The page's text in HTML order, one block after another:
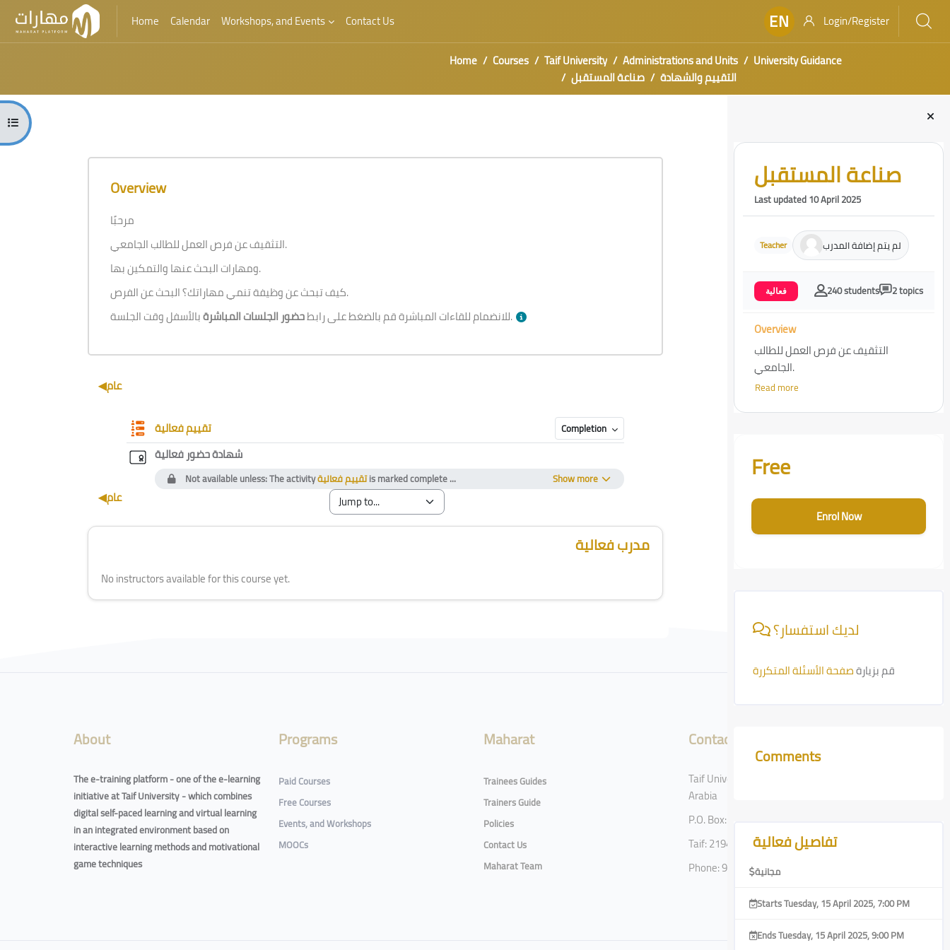
Home Calendar Workshops, and Events Contact Us EN
Login/Register
Home
Courses Taif University Administrations and Units
University Guidance
صناعة المستقبل
التقييم والشهادة
Blocks
Skip [Cocoon] Course Intro
صناعة المستقبل
Last updated 10 April 2025
Teacher لم يتم إضافة المدرب
فعالية 240 students 2 topics
Overview
التثقيف عن فرص العمل للطالب
الجامعي.
كيف تبحث عن وظيفة تنمي مهاراتك؟
Read more
Free
Enrol Now
لديك استفسار؟
قم بزيارةصفحة الأسئلة المتكررة
Skip Comments
Comments
تفاصيل فعالية
مجانية
Starts Tuesday, 15 April 2025, 7:00 PM
Ends Tuesday, 15 April 2025, 9:00 PM
Open course index
Blocks
Skip [Cocoon] Course Overview
Overview
مرحبًا
التثقيف عن فرص العمل للطالب الجامعي.
ومهارات البحث عنها والتمكين بها.
كيف تبحث عن وظيفة تنمي مهاراتك؟ البحث عن الفرص.
للانضمام للقاءات المباشرة قم بالضغط على رابطحضور الجلسات المباشرة بالأسفل وقت الجلسة.
Section outline
◀︎عام
تقييم فعاليةQuestionnaire Completion
شهادة حضور فعاليةCustom certificate
Show more
Not available unless: The activityتقييم فعاليةis marked complete ...
◀︎عام
Blocks
Skip [Cocoon] Course Instructor مدرب فعالية
No instructors available for this course yet.
About
The e-training platform - one of the e-learning
initiative at Taif University - which combines
digital self-paced learning and virtual learning
in an integrated environment based on
interactive learning methods and motivational
game techniques
Programs
Paid Courses
Free Courses
Events, and Workshops
MOOCs
Maharat
Trainees Guides
Trainers Guide
Policies
Contact Us
Maharat Team
Contact
Taif University, Taif, Kingdom of Saudi
Arabia
P.O. Box: 11099
Taif: 21944
Phone: 920002122